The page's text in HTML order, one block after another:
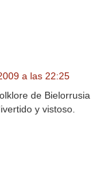
a las 22:25
de Bielorrusia
y vistoso.